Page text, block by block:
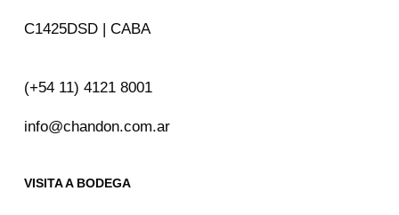
C1425DSD | CABA
(+54 11) 4121 8001
info@chandon.com.ar
VISITA A BODEGA